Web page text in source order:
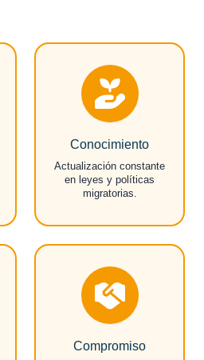
Conocimiento
Actualización constante
en leyes y políticas
migratorias.
Compromiso